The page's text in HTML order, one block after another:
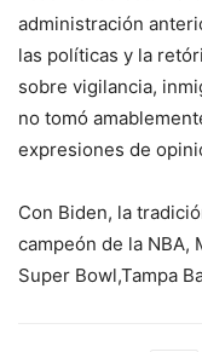
administración
las políticas y la
sobre vigilancia,
no tomó
expresiones de
Con Biden, la
campeón de la NBA,
Super Bowl,Tampa